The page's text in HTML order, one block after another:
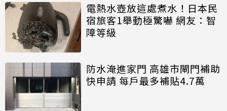
電熱水壺放這處煮水！日本民
宿旅客1舉動極驚嚇 網友：智
障等級
防水淹進家門 高雄市閘門補助
快申請 每戶最多補貼4.7萬